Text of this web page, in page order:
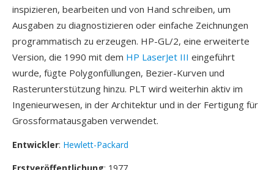
inspizieren, bearbeiten und von Hand schreiben, um
Ausgaben zu diagnostizieren oder einfache Zeichnungen
programmatisch zu erzeugen. HP-GL/2, eine erweiterte
Version, die 1990 mit dem HP LaserJet III eingeführt
wurde, fügte Polygonfüllungen, Bezier-Kurven und
Rasterunterstützung hinzu. PLT wird weiterhin aktiv im
Ingenieurwesen, in der Architektur und in der Fertigung für
Grossformatausgaben verwendet.
Entwickler: Hewlett-Packard